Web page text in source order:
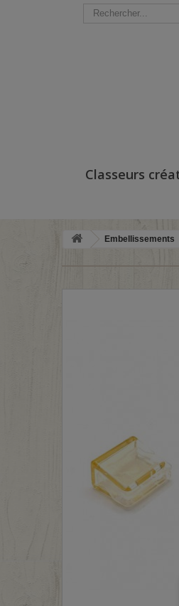
Classeurs
Embellissements